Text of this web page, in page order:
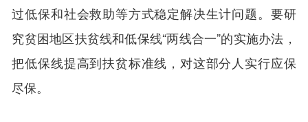
过低保和社会救助等方式稳定解决生计问题。要研
究贫困地区扶贫线和低保线“两线合一”的实施办法，
把低保线提高到扶贫标准线，对这部分人实行应保
尽保。